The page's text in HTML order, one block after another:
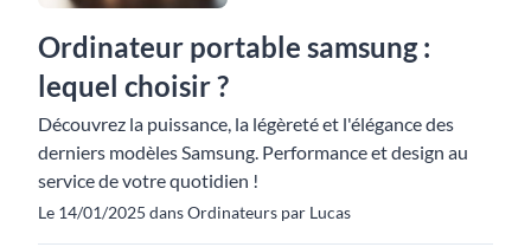
Ordinateur portable samsung :
lequel choisir ?
Découvrez la puissance, la légèreté et l'élégance des
derniers modèles Samsung. Performance et design au
service de votre quotidien !
Le 14/01/2025 dans Ordinateurs par Lucas